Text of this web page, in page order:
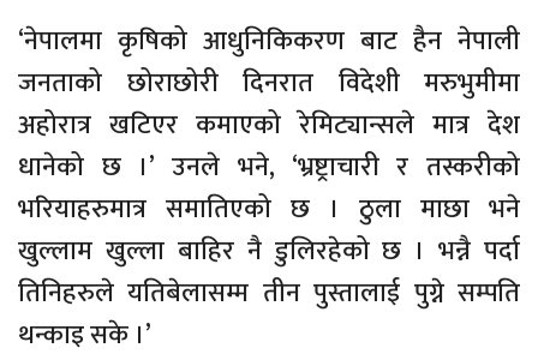
‘नेपालमा कृषिको आधुनिकिकरण बाट हैन नेपाली
जनताको छोराछोरी दिनरात विदेशी मरुभुमीमा
अहोरात्र खटिएर कमाएको रेमिट्यान्सले मात्र देश
धानेको छ ।’ उनले भने, ‘भ्रष्ट्राचारी र तस्करीको
भरियाहरुमात्र समातिएको छ । ठुला माछा भने
खुल्लाम खुल्ला बाहिर नै डुलिरहेको छ । भन्नै पर्दा
तिनिहरुले यतिबेलासम्म तीन पुस्तालाई पुग्ने सम्पति
थन्काइ सके ।’